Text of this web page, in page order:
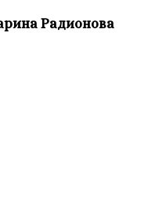
Радионова